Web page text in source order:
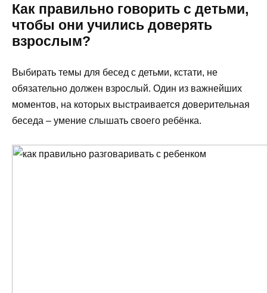
Как правильно говорить с детьми,
чтобы они учились доверять
взрослым?
Выбирать темы для бесед с детьми, кстати, не
обязательно должен взрослый. Один из важнейших
моментов, на которых выстраивается доверительная
беседа – умение слышать своего ребёнка.